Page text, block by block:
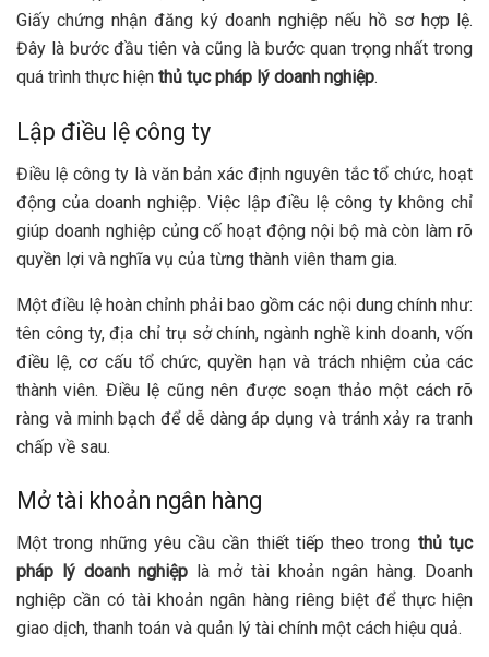
Giấy chứng nhận đăng ký doanh nghiệp nếu hồ sơ hợp lệ.
Đây là bước đầu tiên và cũng là bước quan trọng nhất trong
quá trình thực hiện thủ tục pháp lý doanh nghiệp.
Lập điều lệ công ty
Điều lệ công ty là văn bản xác định nguyên tắc tổ chức, hoạt
động của doanh nghiệp. Việc lập điều lệ công ty không chỉ
giúp doanh nghiệp củng cố hoạt động nội bộ mà còn làm rõ
quyền lợi và nghĩa vụ của từng thành viên tham gia.
Một điều lệ hoàn chỉnh phải bao gồm các nội dung chính như:
tên công ty, địa chỉ trụ sở chính, ngành nghề kinh doanh, vốn
điều lệ, cơ cấu tổ chức, quyền hạn và trách nhiệm của các
thành viên. Điều lệ cũng nên được soạn thảo một cách rõ
ràng và minh bạch để dễ dàng áp dụng và tránh xảy ra tranh
chấp về sau.
Mở tài khoản ngân hàng
Một trong những yêu cầu cần thiết tiếp theo trong thủ tục
pháp lý doanh nghiệp là mở tài khoản ngân hàng. Doanh
nghiệp cần có tài khoản ngân hàng riêng biệt để thực hiện
giao dịch, thanh toán và quản lý tài chính một cách hiệu quả.